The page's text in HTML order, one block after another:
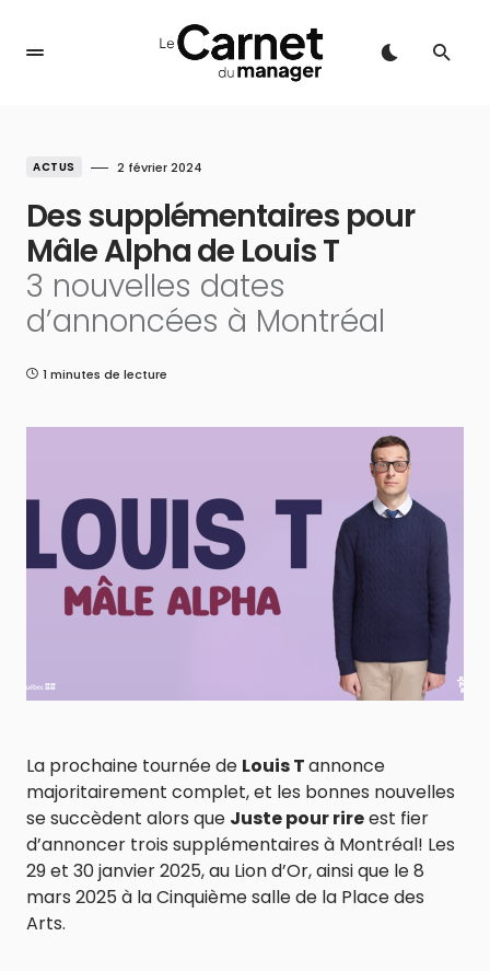
ACTUS 2 février 2024
Des supplémentaires pour
Mâle Alpha de Louis T
3 nouvelles dates
d’annoncées à Montréal
1 minutes de lecture
La prochaine tournée de Louis Tannonce
majoritairement complet, et les bonnes nouvelles
se succèdent alors que Juste pour rireest fier
d’annoncer trois supplémentaires à Montréal! Les
29 et 30 janvier 2025, au Lion d’Or, ainsi que le 8
mars 2025 à la Cinquième salle de la Place des
Arts.